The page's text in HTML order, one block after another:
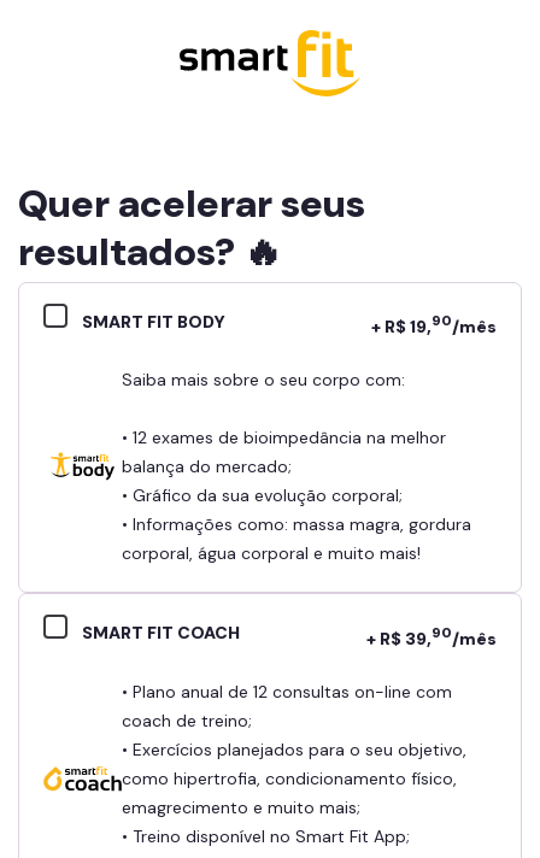
Quer acelerar seus
resultados? 🔥
SMART FIT BODY + R$ 19,90/mês
Saiba mais sobre o seu corpo com:
• 12 exames de bioimpedância na melhor
balança do mercado;
• Gráfico da sua evolução corporal;
• Informações como: massa magra, gordura
corporal, água corporal e muito mais!
SMART FIT COACH + R$ 39,90/mês
• Plano anual de 12 consultas on-line com
coach de treino;
• Exercícios planejados para o seu objetivo,
como hipertrofia, condicionamento físico,
emagrecimento e muito mais;
• Treino disponível no Smart Fit App;